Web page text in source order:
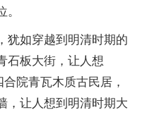
犹如穿越到明清时期的
石板大街，让人想
院青瓦木质古民居，
，让人想到明清时期大